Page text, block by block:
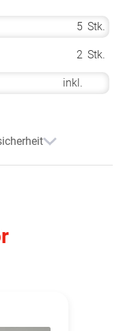
5 Stk.
2 Stk.
inkl.